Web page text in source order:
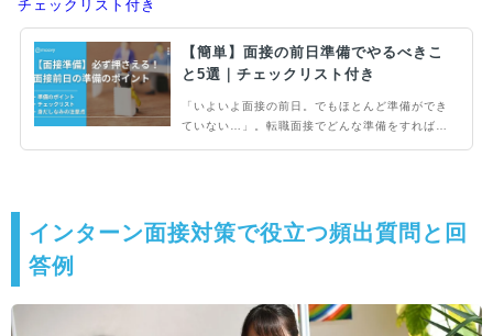
チェックリスト付き
【簡単】面接の前日準備でやるべきこ
と5選｜チェックリスト付き
「いよいよ面接の前日。でもほとんど準備ができ
ていない…」。転職面接でどんな準備をすればい
インターン面接対策で役立つ頻出質問と回
答例